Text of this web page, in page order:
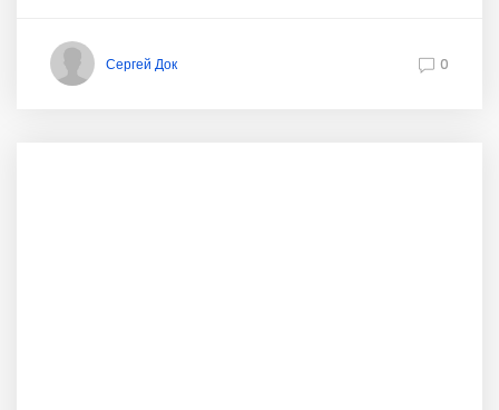
Сергей Док 0